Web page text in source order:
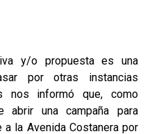
y/o propuesta es una
por otras instancias
nos informó que, como
abrir una campaña para
la Avenida Costanera por